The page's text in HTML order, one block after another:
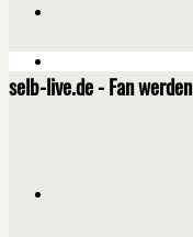
selb-live.de - Fan werden